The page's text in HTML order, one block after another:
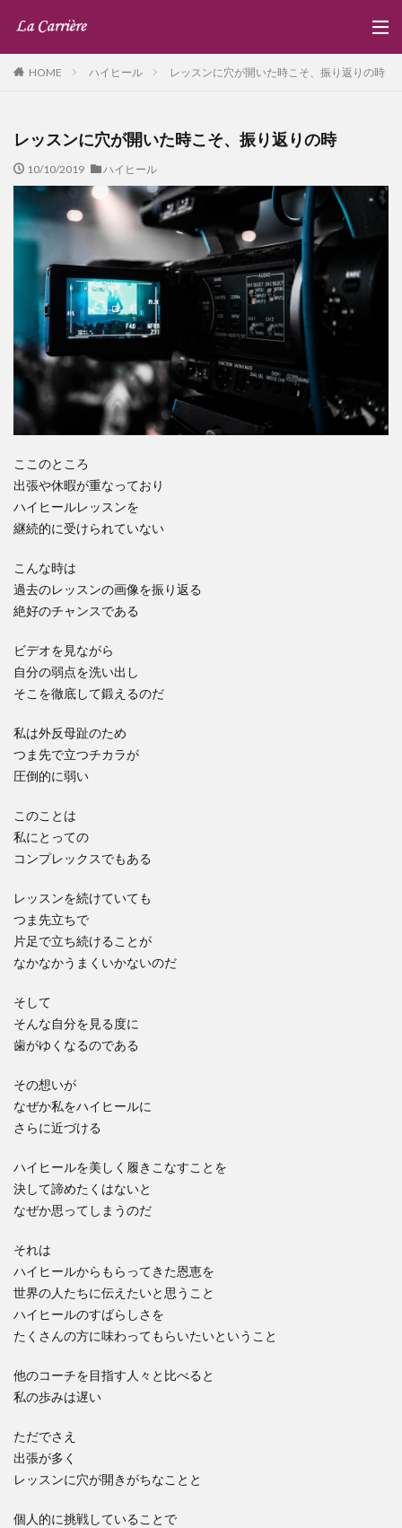
HOME ハイヒール レッスンに穴が開いた時こそ、振り返りの時
レッスンに穴が開いた時こそ、振り返りの時
10/10/2019 ハイヒール
ここのところ
出張や休暇が重なっており
ハイヒールレッスンを
継続的に受けられていない
こんな時は
過去のレッスンの画像を振り返る
絶好のチャンスである
ビデオを見ながら
自分の弱点を洗い出し
そこを徹底して鍛えるのだ
私は外反母趾のため
つま先で立つチカラが
圧倒的に弱い
このことは
私にとっての
コンプレックスでもある
レッスンを続けていても
つま先立ちで
片足で立ち続けることが
なかなかうまくいかないのだ
そして
そんな自分を見る度に
歯がゆくなるのである
その想いが
なぜか私をハイヒールに
さらに近づける
ハイヒールを美しく履きこなすことを
決して諦めたくはないと
なぜか思ってしまうのだ
それは
ハイヒールからもらってきた恩恵を
世界の人たちに伝えたいと思うこと
ハイヒールのすばらしさを
たくさんの方に味わってもらいたいということ
他のコーチを目指す人々と比べると
私の歩みは遅い
ただでさえ
出張が多く
レッスンに穴が開きがちなことと
個人的に挑戦していることで